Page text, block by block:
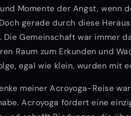
Momente der Angst, wenn
gerade durch diese
Gemeinschaft war immer
Raum zum Erkunden und
egal wie klein, wurden mit
meiner Acroyoga-Reise
Acroyoga fördert eine